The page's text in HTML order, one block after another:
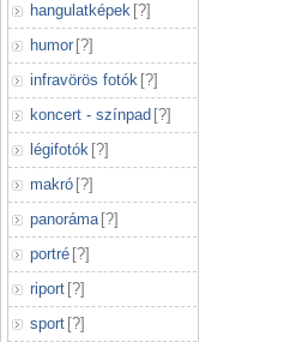
hangulatképek [?]
humor [?]
infravörös fotók [?]
koncert - színpad [?]
légifotók [?]
makró [?]
panoráma [?]
portré [?]
riport [?]
sport [?]